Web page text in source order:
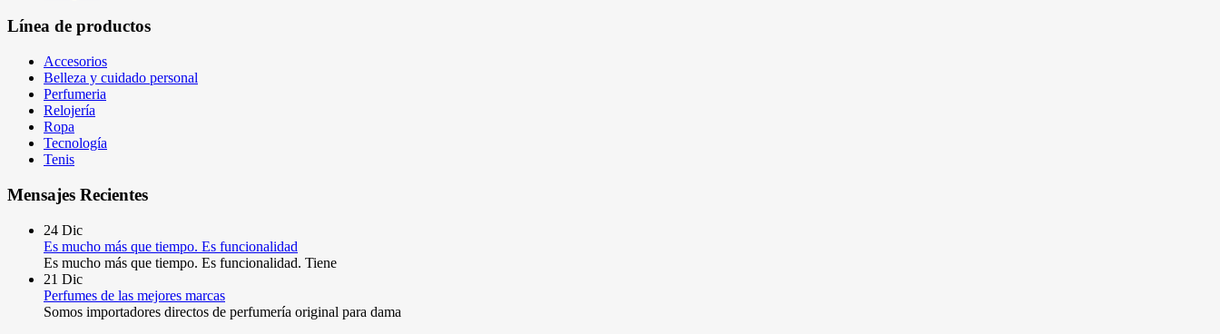
Línea de productos
Accesorios
Belleza y cuidado personal
Perfumeria
Relojería
Ropa
Tecnología
Tenis
Mensajes Recientes
24 Dic
Es mucho más que tiempo. Es funcionalidad
Es mucho más que tiempo. Es funcionalidad. Tiene
21 Dic
Perfumes de las mejores marcas
Somos importadores directos de perfumería original para dama